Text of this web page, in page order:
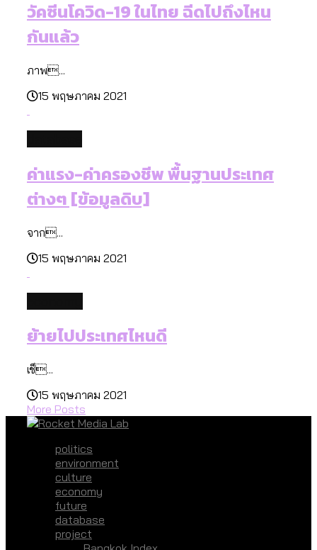
วัคซีนโควิด-19 ในไทย ฉีดไปถึงไหน
กันแล้ว
ภาพ...
15 พฤษภาคม 2021
ค่าแรง-ค่าครองชีพ พื้นฐานประเทศ
ต่างๆ [ข้อมูลดิบ]
จาก...
15 พฤษภาคม 2021
ย้ายไปประเทศไหนดี
เช็...
15 พฤษภาคม 2021
More Posts
politics
environment
culture
economy
future
database
project